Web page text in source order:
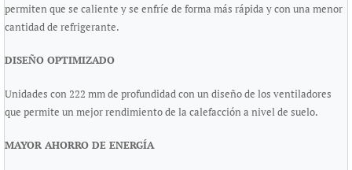
permiten que se caliente y se enfríe de forma más rápida y con una menor
cantidad de refrigerante.
DISEÑO OPTIMIZADO
Unidades con 222 mm de profundidad con un diseño de los ventiladores
que permite un mejor rendimiento de la calefacción a nivel de suelo.
MAYOR AHORRO DE ENERGÍA